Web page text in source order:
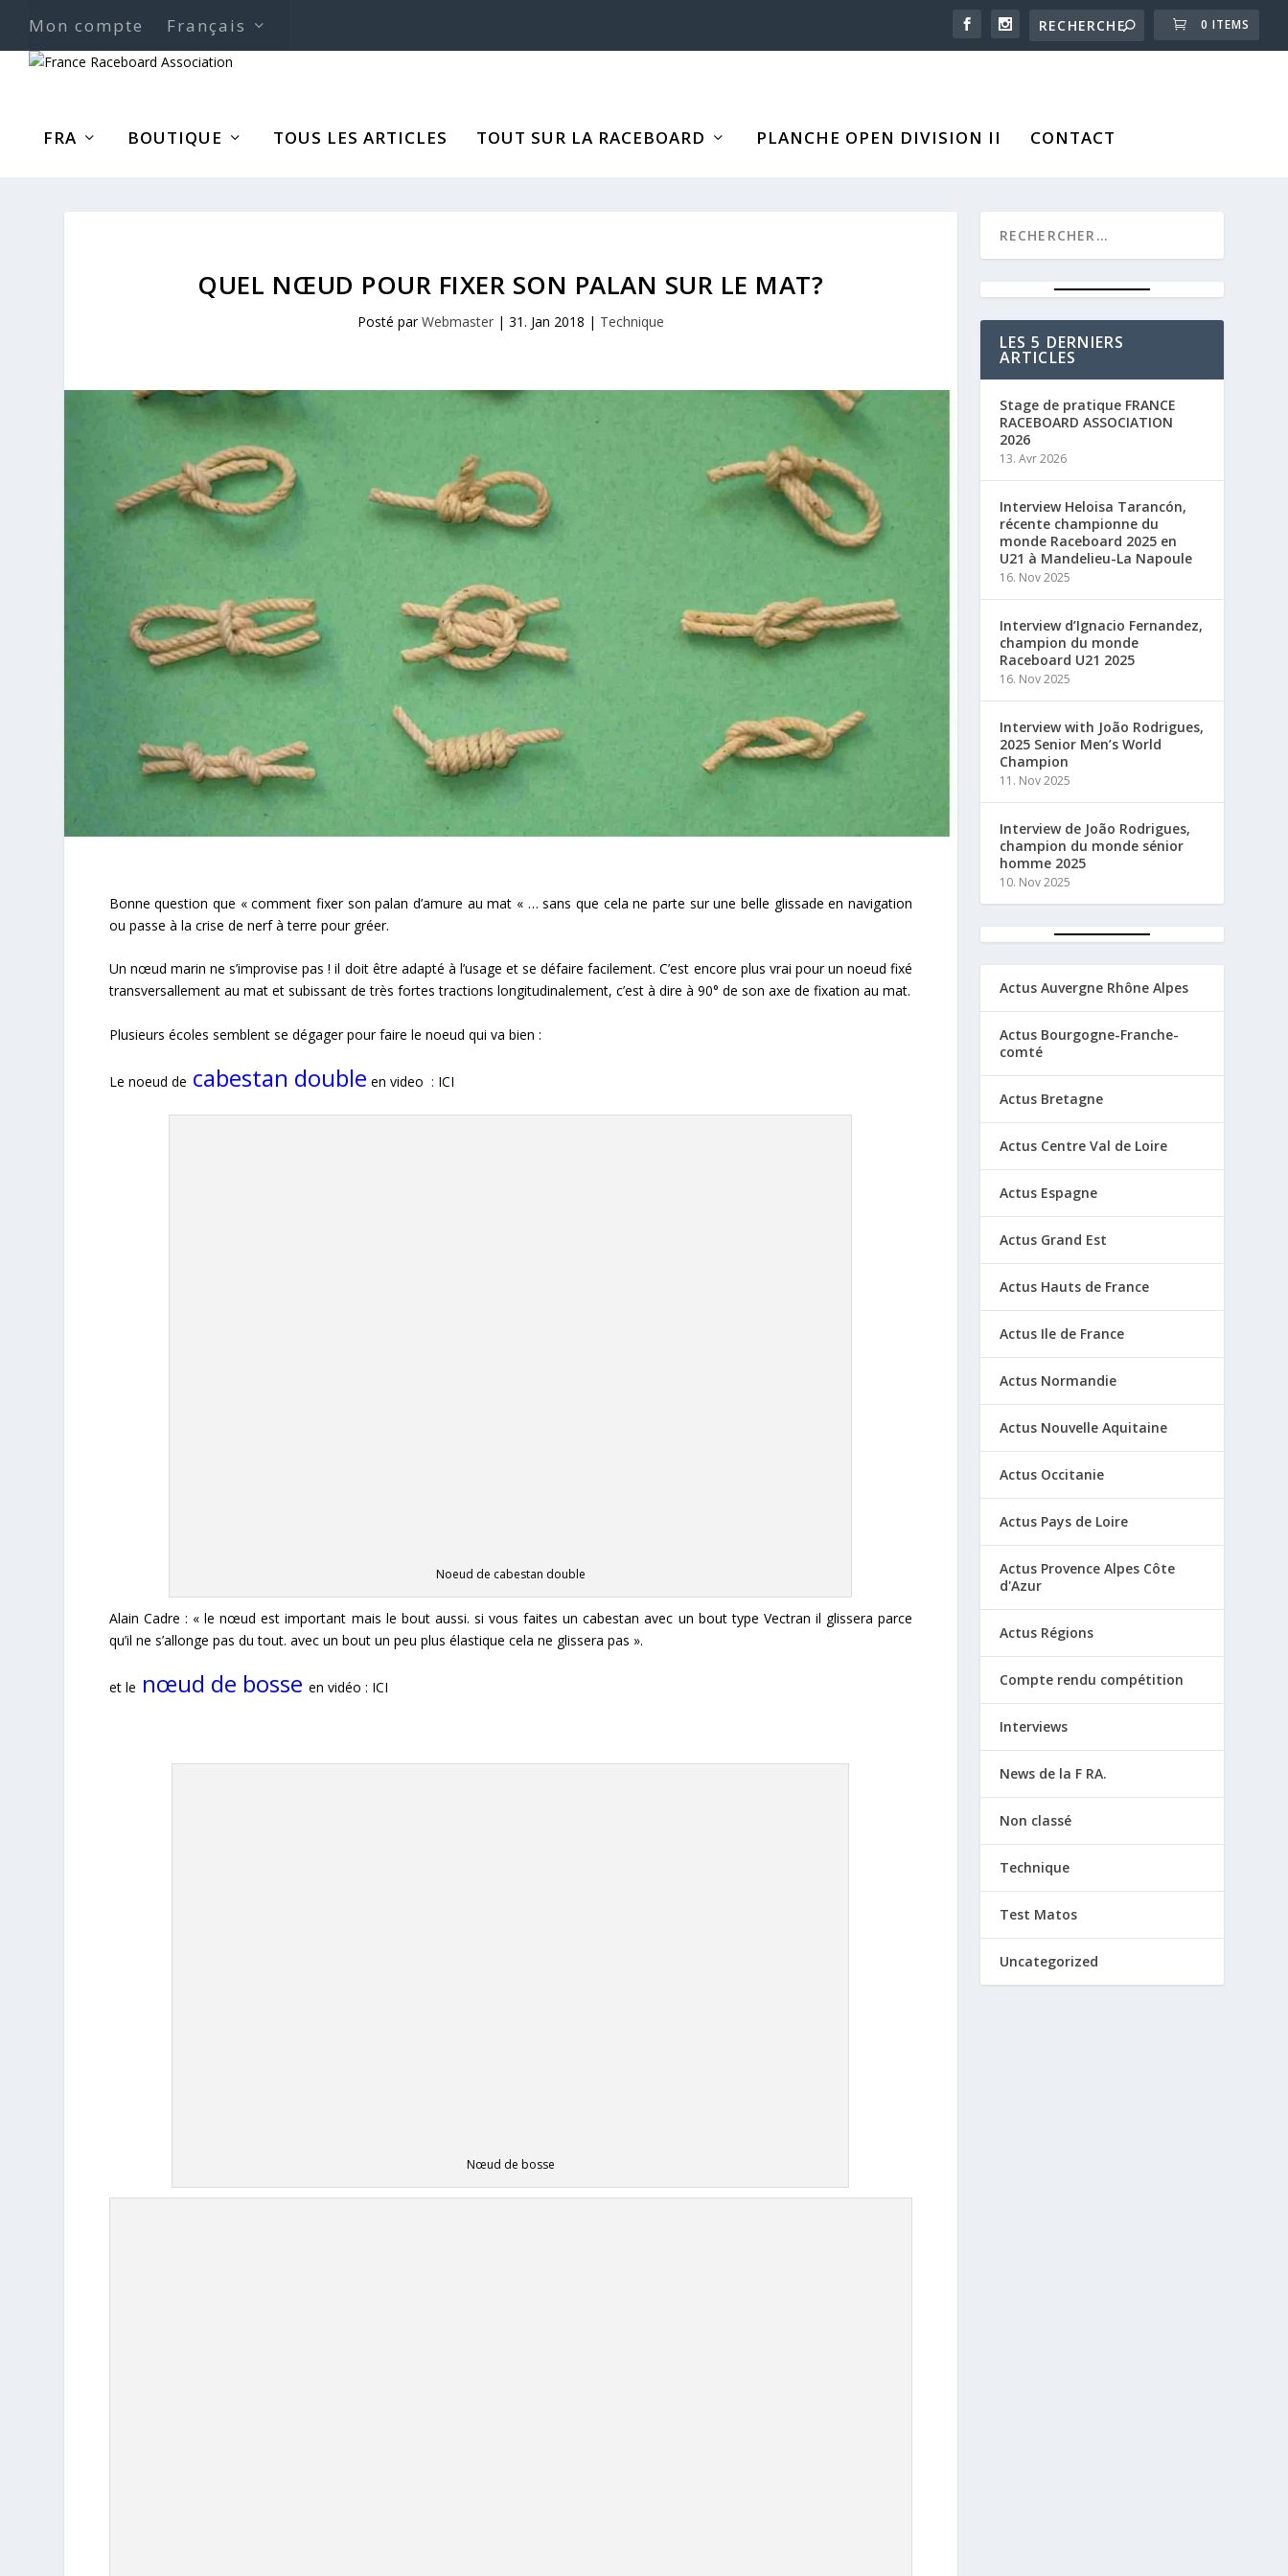
Mon compte Français 0 ITEMS
FRA BOUTIQUE TOUS LES ARTICLES TOUT SUR LA RACEBOARD PLANCHE OPEN DIVISION II CONTACT
QUEL NŒUD POUR FIXER SON PALAN SUR LE MAT?
Posté parWebmaster| 31. Jan 2018 | Technique
Bonne question que « comment fixer son palan d’amure au mat « … sans que cela ne parte sur une belle glissade en navigation
ou passe à la crise de nerf à terre pour gréer.
Un nœud marin ne s’improvise pas ! il doit être adapté à l’usage et se défaire facilement. C’est encore plus vrai pour un noeud fixé
transversallement au mat et subissant de très fortes tractions longitudinalement, c’est à dire à 90° de son axe de fixation au mat.
Plusieurs écoles semblent se dégager pour faire le noeud qui va bien :
Le noeud de cabestan double en video : ICI
Noeud de cabestan double
Alain Cadre : «le nœud est important mais le bout aussi. si vous faites un cabestan avec un bout type Vectran il glissera parce
qu’il ne s’allonge pas du tout. avec un bout un peu plus élastique cela ne glissera pas ».
et le nœud de bosse en vidéo : ICI
Nœud de bosse
LES 5 DERNIERS
ARTICLES
Stage de pratique FRANCE
RACEBOARD ASSOCIATION
2026
13. Avr 2026
Interview Heloisa Tarancón,
récente championne du
monde Raceboard 2025 en
U21 à Mandelieu-La Napoule
16. Nov 2025
Interview d’Ignacio Fernandez,
champion du monde
Raceboard U21 2025
16. Nov 2025
Interview with João Rodrigues,
2025 Senior Men’s World
Champion
11. Nov 2025
Interview de João Rodrigues,
champion du monde sénior
homme 2025
10. Nov 2025
Actus Auvergne Rhône Alpes
Actus Bourgogne-Franche-
comté
Actus Bretagne
Actus Centre Val de Loire
Actus Espagne
Actus Grand Est
Actus Hauts de France
Actus Ile de France
Actus Normandie
Actus Nouvelle Aquitaine
Actus Occitanie
Actus Pays de Loire
Actus Provence Alpes Côte
d'Azur
Actus Régions
Compte rendu compétition
Interviews
News de la F RA.
Non classé
Technique
Test Matos
Uncategorized